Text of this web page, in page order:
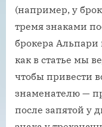
(например, у
тремя знаками
брокера Альпари
как в статье мы
чтобы привести
знаменателю —
после запятой у